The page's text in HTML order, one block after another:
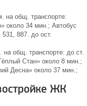
на общ. транспорте:
около 34 мин.; Автобус
887. до ост.
на общ. транспорте: до ст.
Стан» около 8 мин.;
Десна» около 37 мин.;
ЖК